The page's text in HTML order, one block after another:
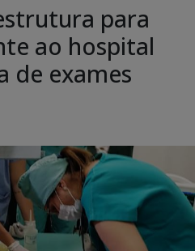
para
ao hospital
de exames